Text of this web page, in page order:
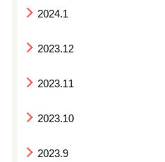
2024.1
2023.12
2023.11
2023.10
2023.9